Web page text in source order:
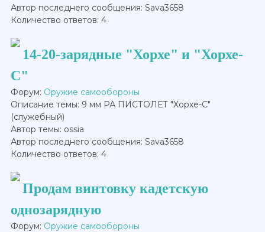
Автор последнего сообщения: Sava3658
Количество ответов: 4
14-20-зарядные "Хорхе" и "Хорхе-
С"
Форум: Оружие самообороны
Описание темы: 9 мм РА ПИСТОЛЕТ "Хорхе-С"
(служебный)
Автор темы: ossia
Автор последнего сообщения: Sava3658
Количество ответов: 4
Продам винтовку кадетскую
однозарядную
Форум: Оружие самообороны